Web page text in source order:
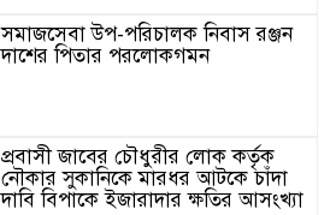
সমাজসেবা উপ-পরিচালক নিবাস রঞ্জন
দাশের পিতার পরলোকগমন
প্রবাসী জাবের চৌধুরীর লোক কর্তৃক
নৌকার সুকানিকে মারধর আটকে চাঁদা
দাবি বিপাকে ইজারাদার ক্ষতির আসংখ্যা